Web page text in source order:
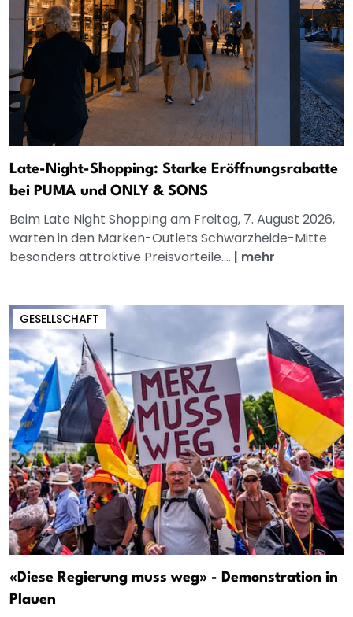
Late-Night-Shopping: Starke Eröffnungsrabatte
bei PUMA und ONLY & SONS
Beim Late Night Shopping am Freitag, 7. August 2026,
warten in den Marken-Outlets Schwarzheide-Mitte
besonders attraktive Preisvorteile.... | mehr
GESELLSCHAFT
«Diese Regierung muss weg» - Demonstration in
Plauen